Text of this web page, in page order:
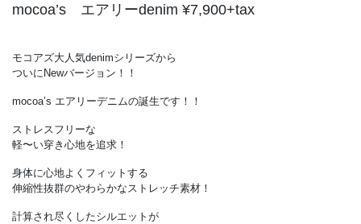
mocoa’s エアリーdenim ¥7,900+tax
モコアズ大人気denimシリーズから
ついにNewバージョン！！
mocoa’s エアリーデニムの誕生です！！
ストレスフリーな
軽〜い穿き心地を追求！
身体に心地よくフィットする
伸縮性抜群のやわらかなストレッチ素材！
計算され尽くしたシルエットが